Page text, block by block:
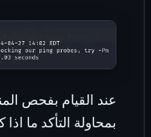
عند القيام بفحص
بمحاولة التأكد ما